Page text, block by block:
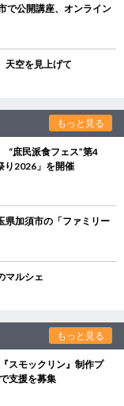
で公開講座、オンライン
天空を見上げて
もっと見る
“庶民派食フェス”第4
り2026」を開催
加須市の「ファミリー
マルシェ
もっと見る
スモックリン』制作プ
支援を募集